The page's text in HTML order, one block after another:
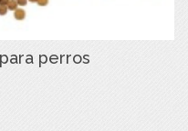
perros